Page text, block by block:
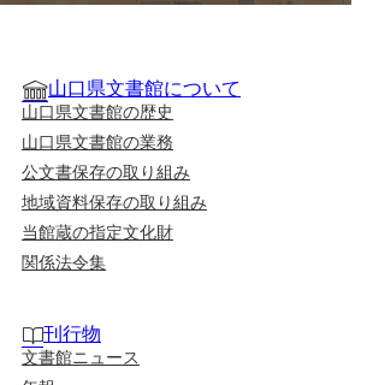
山口県文書館について
山口県文書館の歴史
山口県文書館の業務
公文書保存の取り組み
地域資料保存の取り組み
当館蔵の指定文化財
関係法令集
刊行物
文書館ニュース